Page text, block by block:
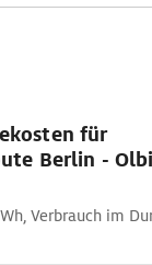
für
Berlin -
Verbrauch im